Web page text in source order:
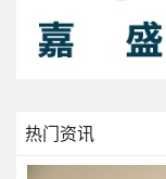
热门资讯